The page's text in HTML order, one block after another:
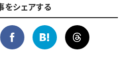
をシェアする